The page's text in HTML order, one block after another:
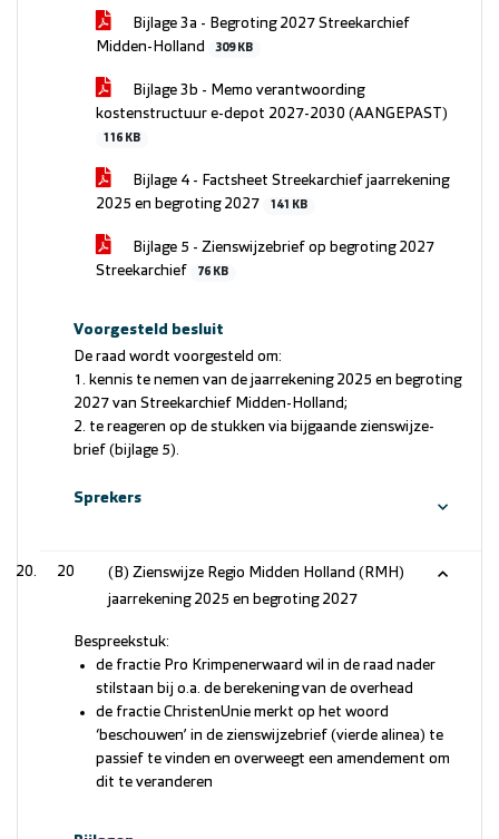
Bijlage 3a - Begroting 2027 Streekarchief
Midden-Holland
309 KB
Bijlage 3b - Memo verantwoording
kostenstructuur e-depot 2027-2030 (AANGEPAST)
116 KB
Bijlage 4 - Factsheet Streekarchief jaarrekening
2025 en begroting 2027
141 KB
Bijlage 5 - Zienswijzebrief op begroting 2027
Streekarchief
76 KB
Voorgesteld besluit
De raad wordt voorgesteld om:
1. kennis te nemen van de jaarrekening 2025 en begroting
2027 van Streekarchief Midden-Holland;
2. te reageren op de stukken via bijgaande zienswijze-
brief (bijlage 5).
Sprekers
20
(B) Zienswijze Regio Midden Holland (RMH)
jaarrekening 2025 en begroting 2027
Bespreekstuk:
de fractie Pro Krimpenerwaard wil in de raad nader
stilstaan bij o.a. de berekening van de overhead
de fractie ChristenUnie merkt op het woord
‘beschouwen’ in de zienswijzebrief (vierde alinea) te
passief te vinden en overweegt een amendement om
dit te veranderen